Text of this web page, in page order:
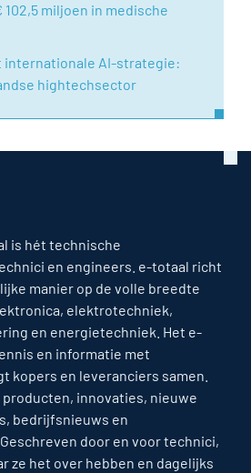
miljoen in medische
AI-strategie:
hightechsector
is hét technische
en engineers. e-totaal richt
manier op de volle breedte
elektrotechniek,
en energietechniek. Het e-
en informatie met
kopers en leveranciers samen.
innovaties, nieuwe
bedrijfsnieuws en
door en voor technici,
ze het over hebben en dagelijks